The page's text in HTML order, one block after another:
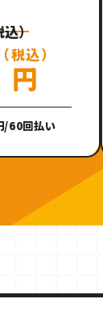
）
（税込）
円
60回払い